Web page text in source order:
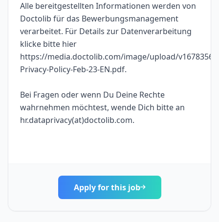
Alle bereitgestellten Informationen werden von
Doctolib für das Bewerbungsmanagement
verarbeitet. Für Details zur Datenverarbeitung
klicke bitte hier
https://media.doctolib.com/image/upload/
Privacy-Policy-Feb-23-EN.pdf.
Bei Fragen oder wenn Du Deine Rechte
wahrnehmen möchtest, wende Dich bitte an
hr.dataprivacy(at)doctolib.com.
Apply for this job